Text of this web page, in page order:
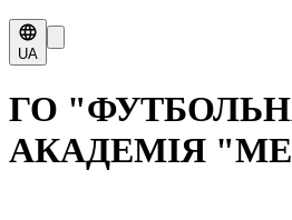
UA
ГО
АКАДЕМІЯ